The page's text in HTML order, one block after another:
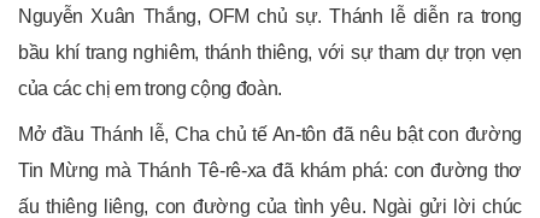
Nguyễn Xuân Thắng, OFM chủ sự. Thánh lễ diễn ra trong
bầu khí trang nghiêm, thánh thiêng, với sự tham dự trọn vẹn
của các chị em trong cộng đoàn.
Mở đầu Thánh lễ, Cha chủ tế An-tôn đã nêu bật con đường
Tin Mừng mà Thánh Tê-rê-xa đã khám phá: con đường thơ
ấu thiêng liêng, con đường của tình yêu. Ngài gửi lời chúc